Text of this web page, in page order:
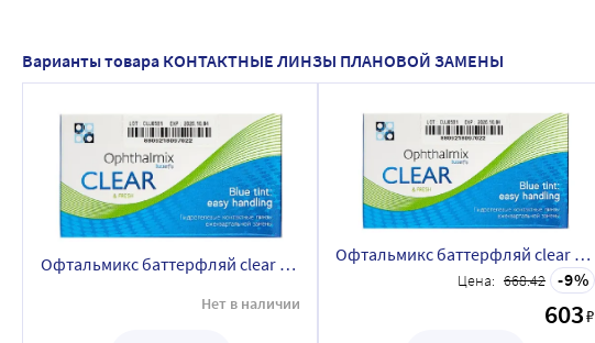
Варианты товара КОНТАКТНЫЕ ЛИНЗЫ ПЛАНОВОЙ ЗАМЕНЫ
Офтальмикс баттерфляй clear контактные линзы плановой замены 8,6/14,2/-10,00/ 4 шт./blue tint
Нет в наличии
Офтальмикс баттерфляй clear контактные линзы плановой замены 8,6/14,2/-9,50/ 4 шт./blue tint
Цена: 668.42 9
603₽